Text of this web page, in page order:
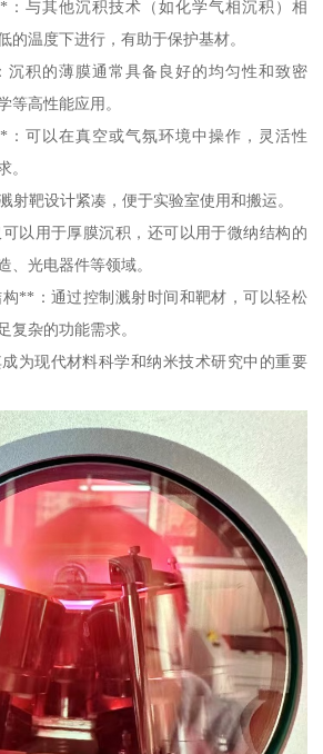
与其他沉积技术（如化学气相沉积）相
的温度下进行，有助于保护基材。
积的薄膜通常具备良好的均匀性和致密
等高性能应用。
可以在真空或气氛环境中操作，灵活性
。
靶设计紧凑，便于实验室使用和搬运。
以用于厚膜沉积，还可以用于微纳结构的
、光电器件等领域。
**：通过控制溅射时间和靶材，可以轻松
复杂的功能需求。
为现代材料科学和纳米技术研究中的重要